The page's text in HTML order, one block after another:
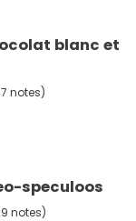
blanc et
notes)
speculoos
notes)